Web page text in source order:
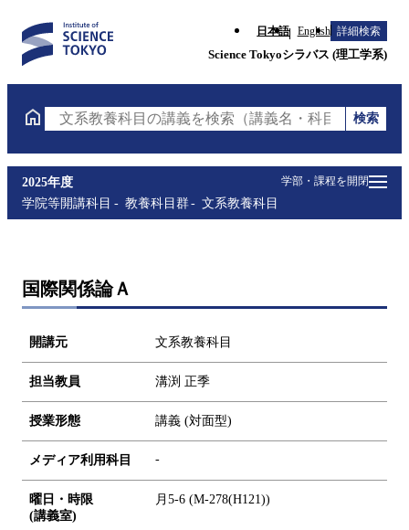
日本語 English 詳細検索
Science Tokyoシラバス (理工学系)
文系教養科目の講義を検索（講義名・科目コード・担
検索
学部・課程を開閉
2025年度
学院等開講科目
教養科目群 文系教養科目
国際関係論Ａ
開講元 文系教養科目
担当教員 溝渕 正季
授業形態 講義 (対面型)
メディア利用科目 -
曜日・時限
(講義室)
月5-6 (M-278(H121))